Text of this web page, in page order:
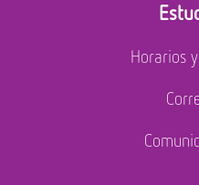
Horarios